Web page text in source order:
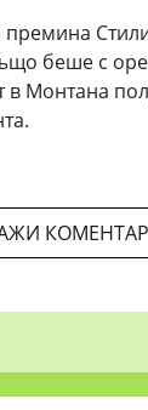
беше с
в Монтана